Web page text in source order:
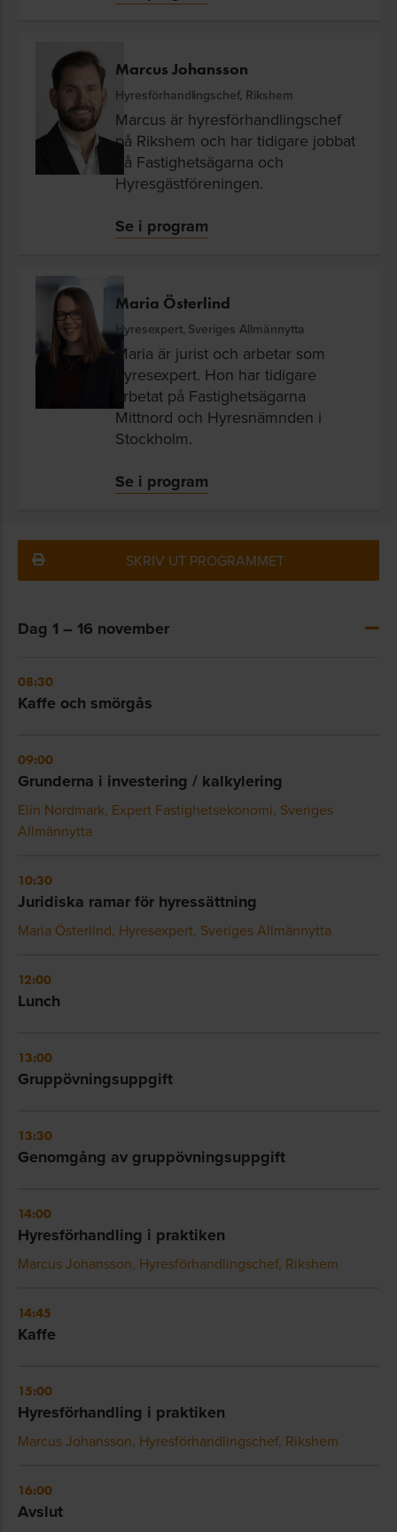
Marcus Johansson
Hyresförhandlingschef, Rikshem
Marcus är hyresförhandlingschef
på Rikshem och har tidigare jobbat
på Fastighetsägarna och
Hyresgästföreningen.
Se i program
Maria Österlind
Hyresexpert, Sveriges Allmännytta
Maria är jurist och arbetar som
hyresexpert. Hon har tidigare
arbetat på Fastighetsägarna
Mittnord och Hyresnämnden i
Stockholm.
Se i program
SKRIV UT PROGRAMMET
Dag 1 – 16 november
08:30
Kaffe och smörgås
09:00
Grunderna i investering / kalkylering
Elin Nordmark, Expert Fastighetsekonomi, Sveriges
Allmännytta
10:30
Juridiska ramar för hyressättning
Maria Österlind, Hyresexpert, Sveriges Allmännytta
12:00
Lunch
13:00
Gruppövningsuppgift
13:30
Genomgång av gruppövningsuppgift
14:00
Hyresförhandling i praktiken
Marcus Johansson, Hyresförhandlingschef, Rikshem
14:45
Kaffe
15:00
Hyresförhandling i praktiken
Marcus Johansson, Hyresförhandlingschef, Rikshem
16:00
Avslut